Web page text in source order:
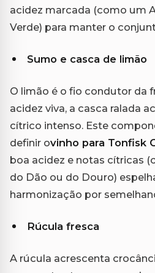
acidez marcada (como um
Verde) para manter o
Sumo e casca de limão
O limão é o fio condutor da
acidez viva, a casca ralada
cítrico intenso. Este
definir ovinho para Tonfisk
boa acidez e notas cítricas
do Dão ou do Douro)
harmonização por
Rúcula fresca
A rúcula acrescenta